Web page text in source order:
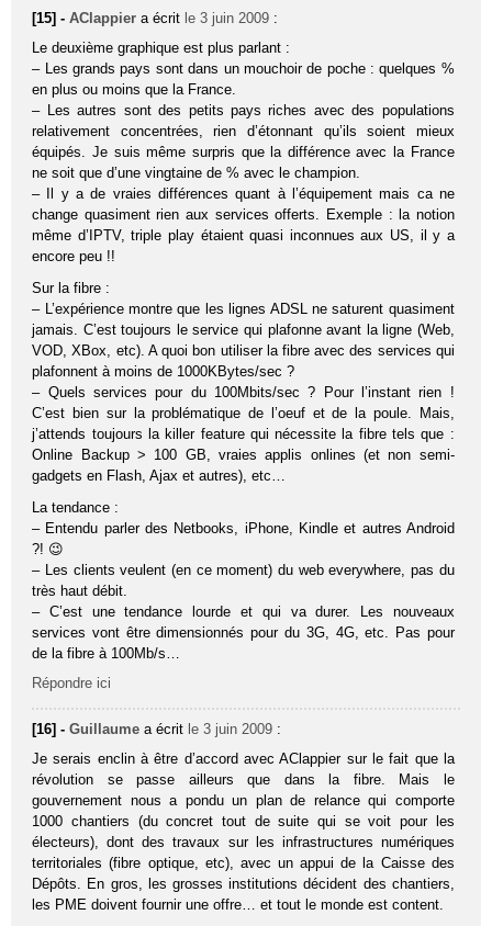
[15] -AClappier a écrit le 3 juin 2009 :
Le deuxième graphique est plus parlant :
– Les grands pays sont dans un mouchoir de poche : quelques %
en plus ou moins que la France.
– Les autres sont des petits pays riches avec des populations
relativement concentrées, rien d’étonnant qu’ils soient mieux
équipés. Je suis même surpris que la différence avec la France
ne soit que d’une vingtaine de % avec le champion.
– Il y a de vraies différences quant à l’équipement mais ca ne
change quasiment rien aux services offerts. Exemple : la notion
même d’IPTV, triple play étaient quasi inconnues aux US, il y a
encore peu !!
Sur la fibre :
– L’expérience montre que les lignes ADSL ne saturent quasiment
jamais. C’est toujours le service qui plafonne avant la ligne (Web,
VOD, XBox, etc). A quoi bon utiliser la fibre avec des services qui
plafonnent à moins de 1000KBytes/sec ?
– Quels services pour du 100Mbits/sec ? Pour l’instant rien !
C’est bien sur la problématique de l’oeuf et de la poule. Mais,
j’attends toujours la killer feature qui nécessite la fibre tels que :
Online Backup > 100 GB, vraies applis onlines (et non semi-
gadgets en Flash, Ajax et autres), etc…
La tendance :
– Entendu parler des Netbooks, iPhone, Kindle et autres Android
?! 😉
– Les clients veulent (en ce moment) du web everywhere, pas du
très haut débit.
– C’est une tendance lourde et qui va durer. Les nouveaux
services vont être dimensionnés pour du 3G, 4G, etc. Pas pour
de la fibre à 100Mb/s…
Répondre ici
[16] -Guillaume a écrit le 3 juin 2009 :
Je serais enclin à être d’accord avec AClappier sur le fait que la
révolution se passe ailleurs que dans la fibre. Mais le
gouvernement nous a pondu un plan de relance qui comporte
1000 chantiers (du concret tout de suite qui se voit pour les
électeurs), dont des travaux sur les infrastructures numériques
territoriales (fibre optique, etc), avec un appui de la Caisse des
Dépôts. En gros, les grosses institutions décident des chantiers,
les PME doivent fournir une offre… et tout le monde est content.